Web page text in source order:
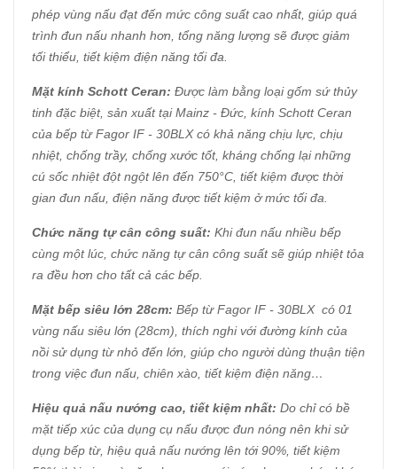
phép vùng nấu đạt đến mức công suất cao nhất, giúp quá
trình đun nấu nhanh hơn, tổng năng lượng sẽ được giảm
tối thiểu, tiết kiệm điện năng tối đa.
Mặt kính Schott Ceran: Được làm bằng loại gốm sứ thủy
tinh đặc biệt, sản xuất tại Mainz - Đức, kính Schott Ceran
của bếp từ Fagor IF - 30BLX có khả năng chịu lực, chịu
nhiệt, chống trầy, chống xước tốt, kháng chống lại những
cú sốc nhiệt đột ngột lên đến 750°C, tiết kiệm được thời
gian đun nấu, điện năng được tiết kiệm ở mức tối đa.
Chức năng tự cân công suất: Khi đun nấu nhiều bếp
cùng một lúc, chức năng tự cân công suất sẽ giúp nhiệt tỏa
ra đều hơn cho tất cả các bếp.
Mặt bếp siêu lớn 28cm: Bếp từ Fagor IF - 30BLX có 01
vùng nấu siêu lớn (28cm), thích nghi với đường kính của
nồi sử dụng từ nhỏ đến lớn, giúp cho người dùng thuận tiện
trong việc đun nấu, chiên xào, tiết kiệm điện năng…
Hiệu quả nấu nướng cao, tiết kiệm nhất: Do chỉ có bề
mặt tiếp xúc của dụng cụ nấu được đun nóng nên khi sử
dụng bếp từ, hiệu quả nấu nướng lên tới 90%, tiết kiệm